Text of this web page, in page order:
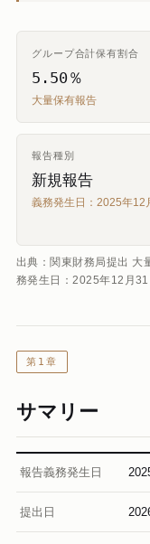
グループ合計保有割合
5.50％
大量保有報告
報告種別
新規報告
義務発生日：2025年12
出典：関東財務局提出 大
務発生日：2025年12月31
第1章
サマリー
報告義務発生日
提出日